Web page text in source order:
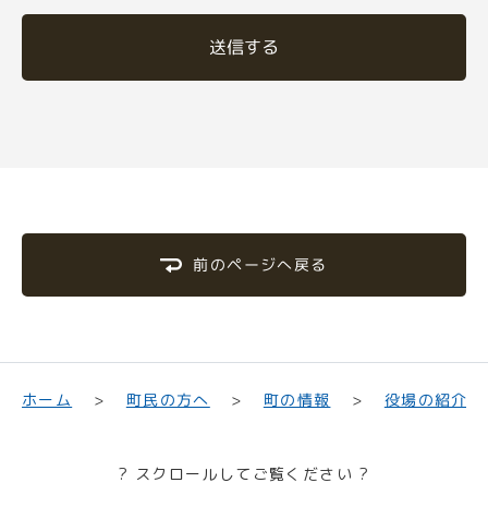
送信する
前のページへ戻る
ホーム 町民の方へ 町の情報 役場の紹介
? スクロールしてご覧ください ?